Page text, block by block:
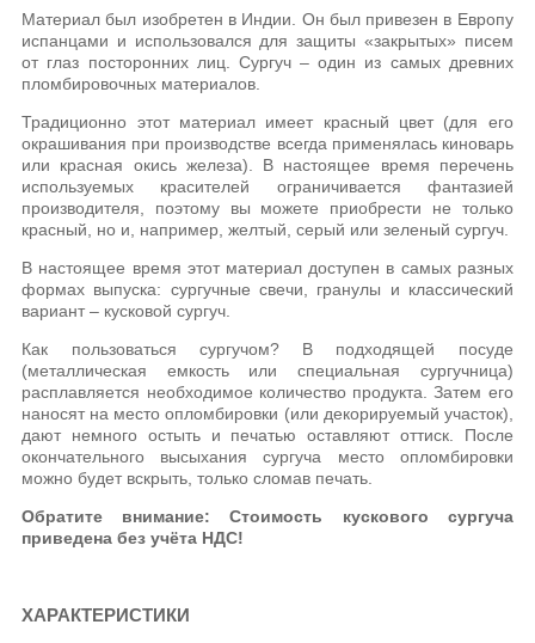
Материал был изобретен в Индии. Он был привезен в Европу
испанцами и использовался для защиты «закрытых» писем
от глаз посторонних лиц. Сургуч – один из самых древних
пломбировочных материалов.
Традиционно этот материал имеет красный цвет (для его
окрашивания при производстве всегда применялась киноварь
или красная окись железа). В настоящее время перечень
используемых красителей ограничивается фантазией
производителя, поэтому вы можете приобрести не только
красный, но и, например, желтый, серый или зеленый сургуч.
В настоящее время этот материал доступен в самых разных
формах выпуска: сургучные свечи, гранулы и классический
вариант – кусковой сургуч.
Как пользоваться сургучом? В подходящей посуде
(металлическая емкость или специальная сургучница)
расплавляется необходимое количество продукта. Затем его
наносят на место опломбировки (или декорируемый участок),
дают немного остыть и печатью оставляют оттиск. После
окончательного высыхания сургуча место опломбировки
можно будет вскрыть, только сломав печать.
Обратите внимание: Стоимость кускового сургуча
приведена без учёта НДС!
ХАРАКТЕРИСТИКИ